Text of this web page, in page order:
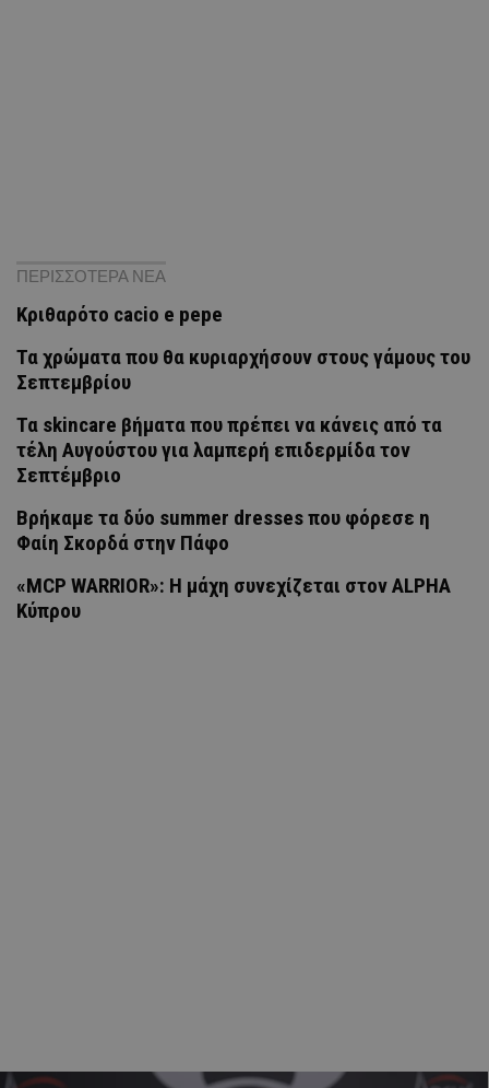
ΠΕΡΙΣΣΟΤΕΡΑ ΝΕΑ
Κριθαρότο cacio e pepe
Τα χρώματα που θα κυριαρχήσουν στους γάμους του
Σεπτεμβρίου
Τα skincare βήματα που πρέπει να κάνεις από τα
τέλη Αυγούστου για λαμπερή επιδερμίδα τον
Σεπτέμβριο
Βρήκαμε τα δύο summer dresses που φόρεσε η
Φαίη Σκορδά στην Πάφο
«MCP WARRIOR»: Η μάχη συνεχίζεται στον ALPHA
Κύπρου